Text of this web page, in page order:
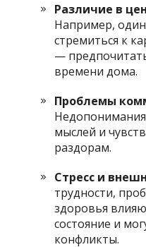
Различие в
Например,
стремиться к
—
времени дома.
Проблемы
мыслей и
раздорам.
Стресс и
трудности,
здоровья
состояние и
конфликты.